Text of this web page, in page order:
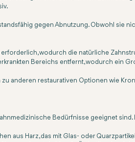
gegen Abnutzung. Obwohl sie
wodurch die natürliche
Bereichs entfernt, wodurch ein
anderen restaurativen Optionen wie
Bedürfnisse geeignet
aus Harz, das mit Glas- oder